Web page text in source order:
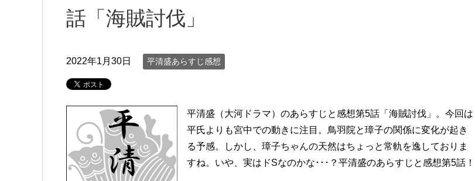
話「海賊討伐」
2022年1月30日 平清盛あらすじ感想
平清盛（大河ドラマ）のあらすじと感想第5話「海賊討伐」。今回は
平氏よりも宮中での動きに注目。鳥羽院と璋子の関係に変化が起き
る予感。しかし、璋子ちゃんの天然はちょっと常軌を逸しておりま
すね。いや、実はドSなのかな･･･？平清盛のあらすじと感想第5話！